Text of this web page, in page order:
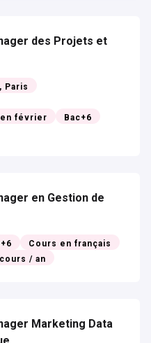
des Projets et
Paris
février
Bac+6
en Gestion de
Cours en français
/ an
Marketing Data